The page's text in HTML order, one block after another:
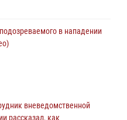
в нападении
Москве подвели итоги
вневедомственной
рассказал, как